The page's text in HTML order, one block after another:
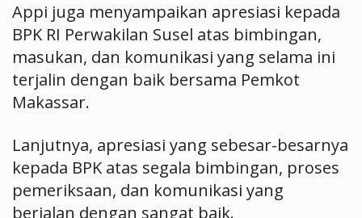
Appi juga menyampaikan apresiasi kepada
BPK RI Perwakilan Susel atas bimbingan,
masukan, dan komunikasi yang selama ini
terjalin dengan baik bersama Pemkot
Makassar.
Lanjutnya, apresiasi yang sebesar-besarnya
kepada BPK atas segala bimbingan, proses
pemeriksaan, dan komunikasi yang
berjalan dengan sangat baik.